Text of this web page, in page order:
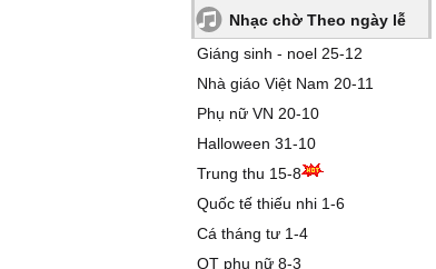
Nhạc chờ Theo ngày lễ
Giáng sinh - noel 25-12
Nhà giáo Việt Nam 20-11
Phụ nữ VN 20-10
Halloween 31-10
Trung thu 15-8
Quốc tế thiếu nhi 1-6
Cá tháng tư 1-4
QT phụ nữ 8-3